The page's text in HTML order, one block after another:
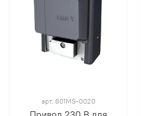
арт. 801MS-0020